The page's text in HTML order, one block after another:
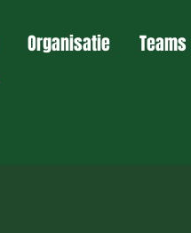
Organisatie Teams